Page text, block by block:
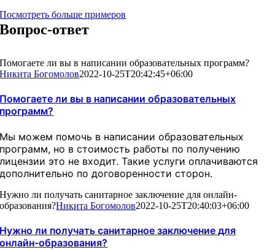
Посмотреть больше примеров
Вопрос-ответ
Помогаете ли вы в написании образовательных программ?
Никита Богомолов2022-10-25T20:42:45+06:00
Помогаете ли вы в написании образовательных
программ?
Мы можем помочь в написании образовательных
программ, но в стоимость работы по получению
лицензии это не входит. Такие услуги оплачиваются
дополнительно по договоренности сторон.
Нужно ли получать санитарное заключение для онлайн-
образования?Никита Богомолов2022-10-25T20:40:03+06:00
Нужно ли получать санитарное заключение для
онлайн-образования?